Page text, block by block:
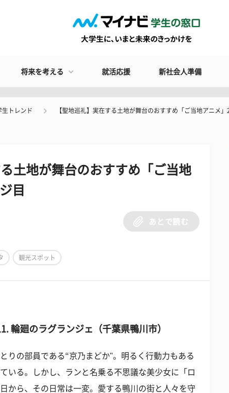
将来を考える 就活応援 新社会人準備
生トレンド 【聖地巡礼】実在する土地が舞台のおすすめ「ご当地アニメ」
土地が舞台のおすすめ「ご当地
目
あとで読む
観光スポット
輪廻のラグランジェ（千葉県鴨川市）
りの部員である“京乃まどか"。明るく行動力もある
いる。しかし、ランと名乗る不思議な美少女に「ロ
から、その日常は一変。愛する鴨川の街と人々を守